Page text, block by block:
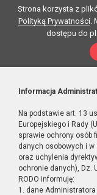
Strona korzysta z
Polityką Prywatności.
dostępu do
Informacja
Na podstawie art. 13
Europejskiego i Rady
sprawie ochrony osób
danych osobowych i w
oraz uchylenia
ochronie danych), Dz.
RODO informuję:
1. dane